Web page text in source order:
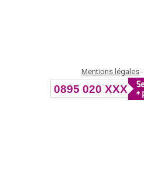
Mentions légales-
0895 020 XXX